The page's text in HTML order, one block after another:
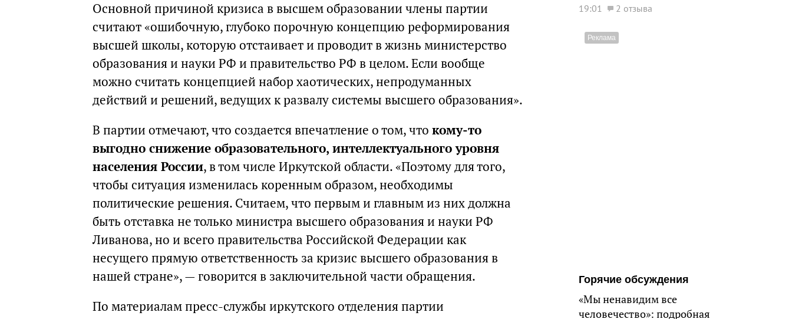
Основной причиной кризиса в высшем образовании члены партии
считают «ошибочную, глубоко порочную концепцию реформирования
высшей школы, которую отстаивает и проводит в жизнь министерство
образования и науки РФ и правительство РФ в целом. Если вообще
можно считать концепцией набор хаотических, непродуманных
действий и решений, ведущих к развалу системы высшего образования».
В партии отмечают, что создается впечатление о том, что кому-то
выгодно снижение образовательного, интеллектуального уровня
населения России, в том числе Иркутской области. «Поэтому для того,
чтобы ситуация изменилась коренным образом, необходимы
политические решения. Считаем, что первым и главным из них должна
быть отставка не только министра высшего образования и науки РФ
Ливанова, но и всего правительства Российской Федерации как
несущего прямую ответственность за кризис высшего образования в
нашей стране», — говорится в заключительной части обращения.
По материалам пресс-службы иркутского отделения партии
19:01 2 отзыва
Горячие обсуждения
«Мы ненавидим все
человечество»: подробная